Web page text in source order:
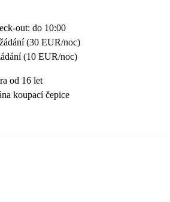
out: do 10:00
(30 EUR/noc)
(10 EUR/noc)
od 16 let
koupací čepice